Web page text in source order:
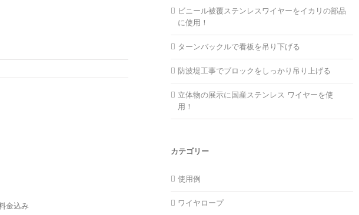
ビニール被覆ステンレスワイヤーをイカリの部品
に使用！
ターンバックルで看板を吊り下げる
防波堤工事でブロックをしっかり吊り上げる
立体物の展示に国産ステンレス ワイヤーを使
用！
カテゴリー
使用例
ワイヤロープ